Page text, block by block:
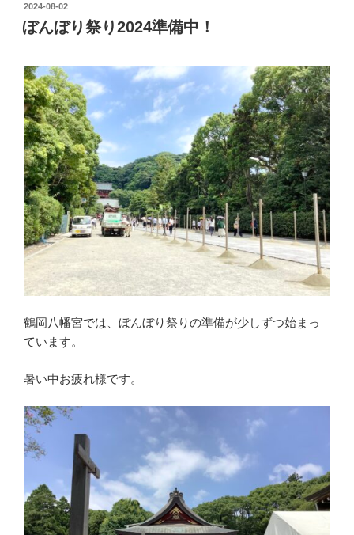
投
稿
日:
2024-08-02
ぼんぼり祭り2024準備中！
鶴岡八幡宮では、ぼんぼり祭りの準備が少しずつ始まっ
ています。
暑い中お疲れ様です。